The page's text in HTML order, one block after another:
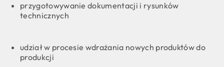
przygotowywanie dokumentacji i rysunków
technicznych
udział w procesie wdrażania nowych produktów do
produkcji